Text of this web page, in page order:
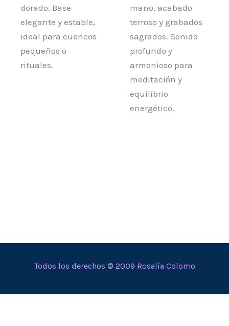
dorado. Base
elegante y estable,
ideal para cuencos
pequeños o
rituales.
mano, acabado
terroso y grabados
sagrados. Sonido
profundo y
armonioso para
meditación y
equilibrio
energético.
Todos los derechos © 2009 Rosalía Colomo